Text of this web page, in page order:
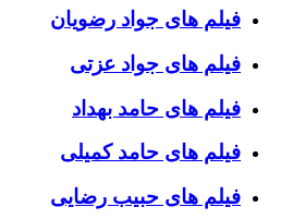
فیلم های جواد رضویان
فیلم های جواد عزتی
فیلم های حامد بهداد
فیلم های حامد کمیلی
فیلم های حبیب رضایی